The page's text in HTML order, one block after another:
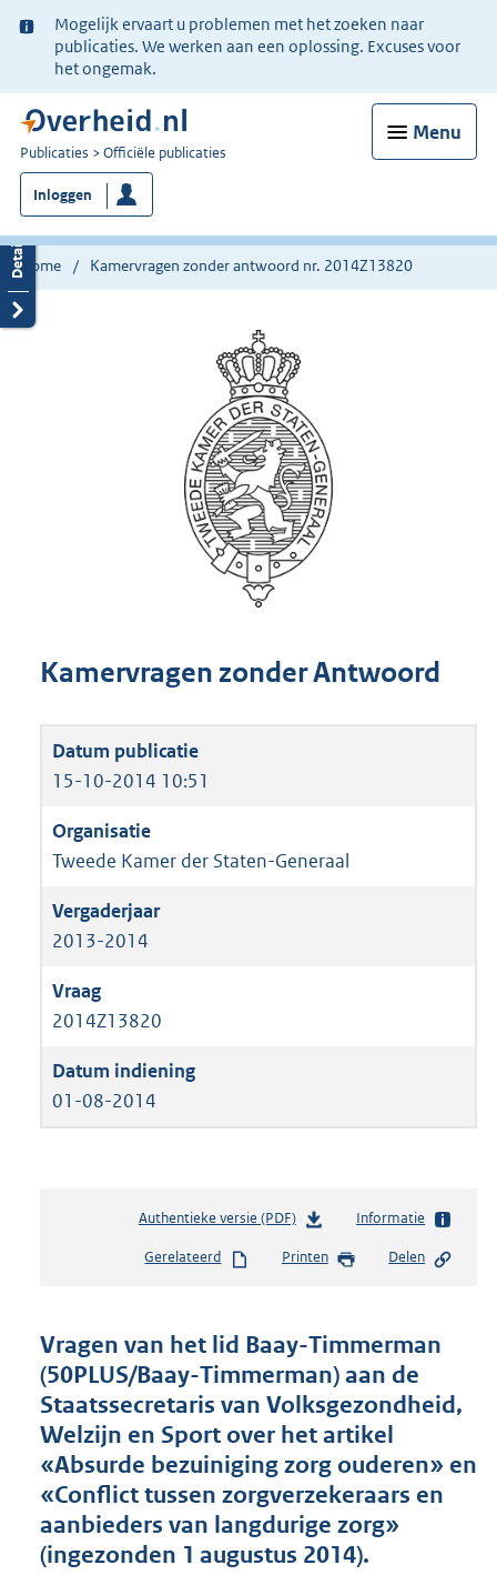
Ter
informatie:
Mogelijk ervaart u problemen met het zoeken naar
publicaties. We werken aan een oplossing. Excuses voor
het ongemak.
Menu
U
bent
nu
hier:
Publicaties Officiële publicaties
Inloggen
Home Kamervragen zonder antwoord nr. 2014Z13820
Kamervragen zonder Antwoord
15-10-2014 10:51
Tweede Kamer der Staten-Generaal
2013-2014
2014Z13820
01-08-2014
Authentieke versie (PDF)b
s
s
r
o
t
t
:
Informatie
Gerelateerd Printen Delen
Vragen van het lid Baay-Timmerman
(50PLUS/Baay-Timmerman) aan de
Staatssecretaris van Volksgezondheid,
Welzijn en Sport over het artikel
«Absurde bezuiniging zorg ouderen» en
«Conflict tussen zorgverzekeraars en
aanbieders van langdurige zorg»
(ingezonden 1 augustus 2014).